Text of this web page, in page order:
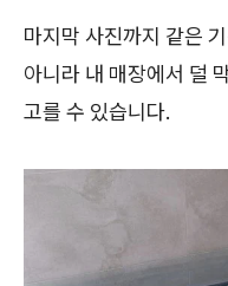
마지막 사진까지 같은
아니라 내 매장에서 덜
고를 수 있습니다.